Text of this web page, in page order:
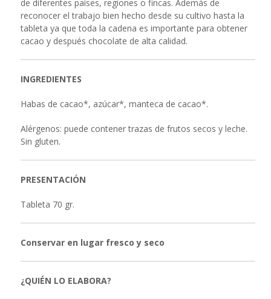
de diferentes países, regiones o fincas. Además de
reconocer el trabajo bien hecho desde su cultivo hasta la
tableta ya que toda la cadena es importante para obtener
cacao y después chocolate de alta calidad.
INGREDIENTES
Habas de cacao*, azúcar*, manteca de cacao*.
Alérgenos: puede contener trazas de frutos secos y leche.
Sin gluten.
PRESENTACIÓN
Tableta 70 gr.
Conservar en lugar fresco y seco
¿QUIÉN LO ELABORA?